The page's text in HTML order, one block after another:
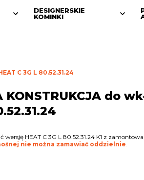
DESIGNERSKIE
KOMINKI
C 3G L 80.52.31.24
KONSTRUKCJA do
wersję HEAT C 3G L 80.52.31.24 K1 z
nie można zamawiać oddzielnie.